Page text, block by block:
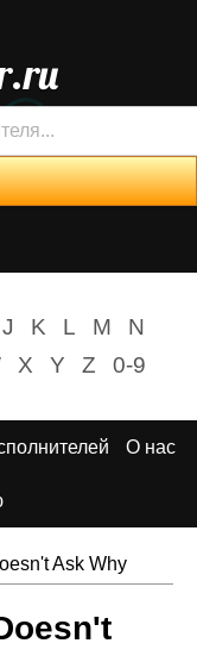
J K L M
N
X Y Z 0-9
О нас
Ask Why